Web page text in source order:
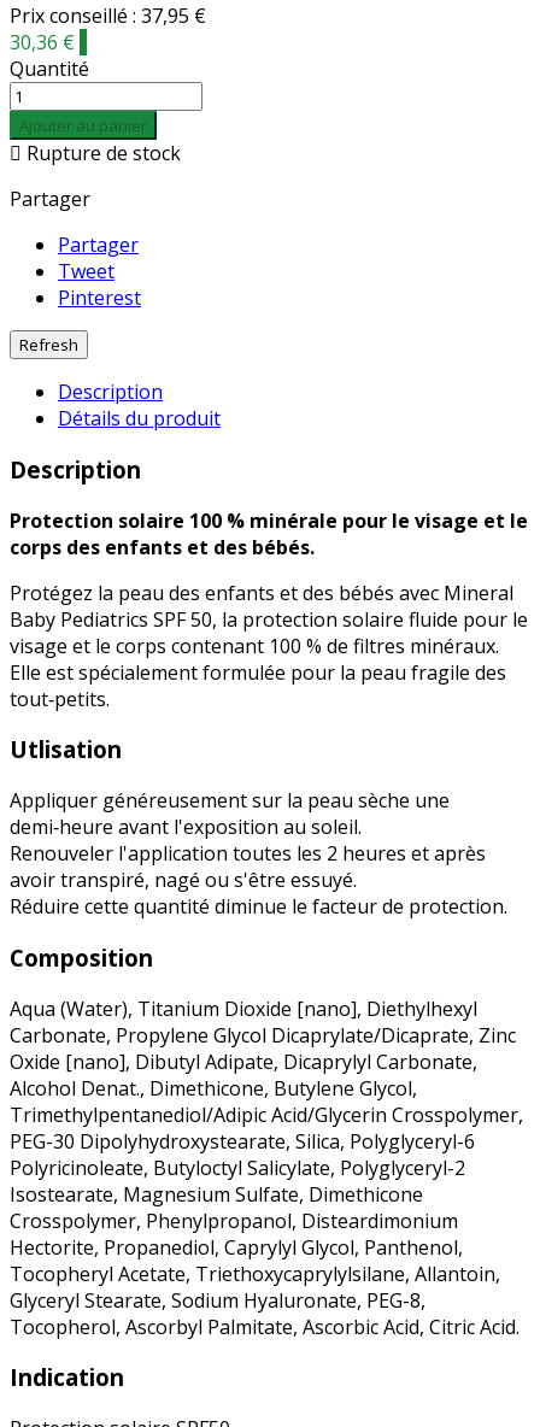
Prix conseillé : 37,95 €
30,36 €
Quantité
Ajouter au panier
 Rupture de stock
Partager
Partager
Tweet
Pinterest
Description
Détails du produit
Description
Protection solaire 100 % minérale pour le visage et le
corps des enfants et des bébés.
Protégez la peau des enfants et des bébés avec Mineral
Baby Pediatrics SPF 50, la protection solaire fluide pour le
visage et le corps contenant 100 % de filtres minéraux.
Elle est spécialement formulée pour la peau fragile des
tout‑petits.
Utlisation
Appliquer généreusement sur la peau sèche une
demi‑heure avant l'exposition au soleil.
Renouveler l'application toutes les 2 heures et après
avoir transpiré, nagé ou s'être essuyé.
Réduire cette quantité diminue le facteur de protection.
Composition
Aqua (Water), Titanium Dioxide [nano], Diethylhexyl
Carbonate, Propylene Glycol Dicaprylate/Dicaprate, Zinc
Oxide [nano], Dibutyl Adipate, Dicaprylyl Carbonate,
Alcohol Denat., Dimethicone, Butylene Glycol,
Trimethylpentanediol/Adipic Acid/Glycerin Crosspolymer,
PEG-30 Dipolyhydroxystearate, Silica, Polyglyceryl-6
Polyricinoleate, Butyloctyl Salicylate, Polyglyceryl-2
Isostearate, Magnesium Sulfate, Dimethicone
Crosspolymer, Phenylpropanol, Disteardimonium
Hectorite, Propanediol, Caprylyl Glycol, Panthenol,
Tocopheryl Acetate, Triethoxycaprylylsilane, Allantoin,
Glyceryl Stearate, Sodium Hyaluronate, PEG-8,
Tocopherol, Ascorbyl Palmitate, Ascorbic Acid, Citric Acid.
Indication